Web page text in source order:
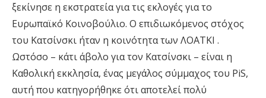
ξεκίνησε η εκστρατεία για τις εκλογές για το
Ευρωπαϊκό Κοινοβούλιο. Ο επιδιωκόμενος στόχος
του Κατσίνσκι ήταν η κοινότητα των ΛΟΑΤKI .
Ωστόσο – κάτι άβολο για τον Κατσίνσκι – είναι η
Καθολική εκκλησία, ένας μεγάλος σύμμαχος του PiS,
αυτή που κατηγορήθηκε ότι αποτελεί πολύ